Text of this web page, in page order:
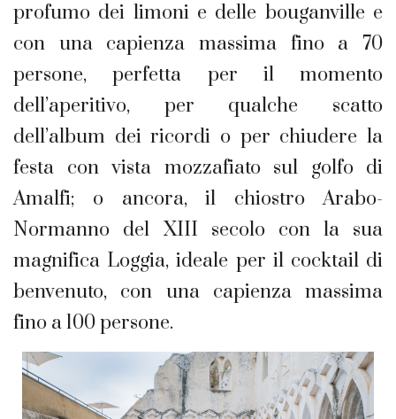
profumo dei limoni e delle bouganville e
con una capienza massima fino a 70
persone, perfetta per il momento
dell’aperitivo, per qualche scatto
dell’album dei ricordi o per chiudere la
festa con vista mozzafiato sul golfo di
Amalfi; o ancora, il chiostro Arabo-
Normanno del XIII secolo con la sua
magnifica Loggia, ideale per il cocktail di
benvenuto, con una capienza massima
fino a 100 persone.